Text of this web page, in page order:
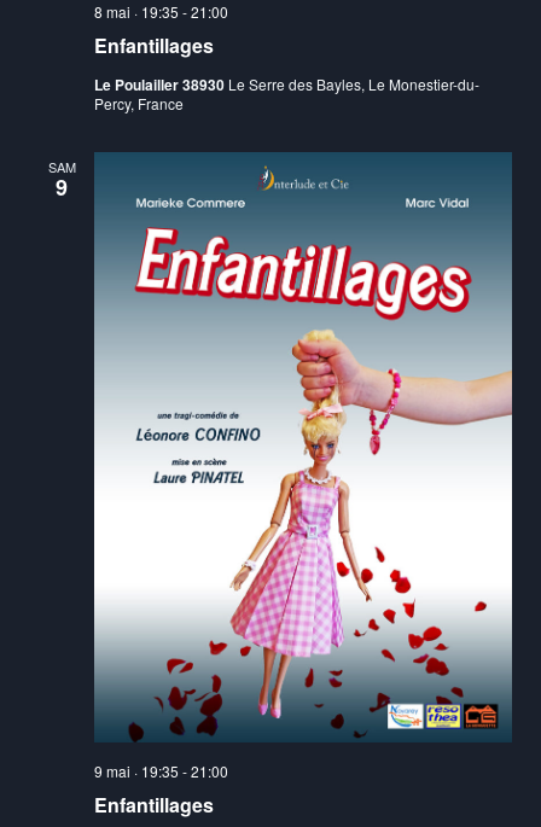
Enfantillages
8 mai · 19:35 -21:00
Le Poulailler 38930 Le Serre des Bayles, Le Monestier-du-
Percy, France
SAM
9
Enfantillages
9 mai · 19:35 -21:00